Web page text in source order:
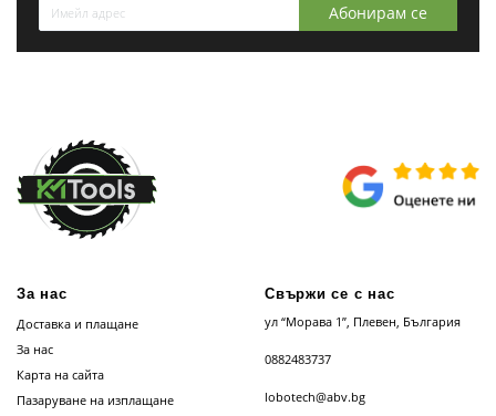
Абонирам се
За нас
Доставка и плащане
За нас
Карта на сайта
Пазаруване на изплащане
Свържи се с нас
ул “Морава 1”, Плевен, България
0882483737
lobotech@abv.bg